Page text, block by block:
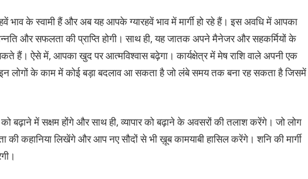
भाव के स्वामी हैं और अब यह आपके ग्यारहवें भाव में मार्गी हो रहे हैं। इस अवधि में आपका
और सफलता की प्राप्ति होगी। साथ ही, यह जातक अपने मैनेजर और सहकर्मियों के
ऐसे में, आपका खुद पर आत्मविश्वास बढ़ेगा। कार्यक्षेत्र में मेष राशि वाले अपनी एक
लोगों के काम में कोई बड़ा बदलाव आ सकता है जो लंबे समय तक बना रह सकता है जिसमें
बढ़ाने में सक्षम होंगे और साथ ही, व्यापार को बढ़ाने के अवसरों की तलाश करेंगे। जो लोग
की कहानिया लिखेंगे और आप नए सौदों से भी ख़ूब कामयाबी हासिल करेंगे। शनि की मार्गी